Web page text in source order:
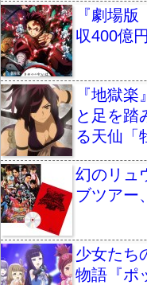
『劇場
収400億
『地獄
と足を踏
る天仙「
幻のリュ
ブツアー
少女たち
物語『ポ